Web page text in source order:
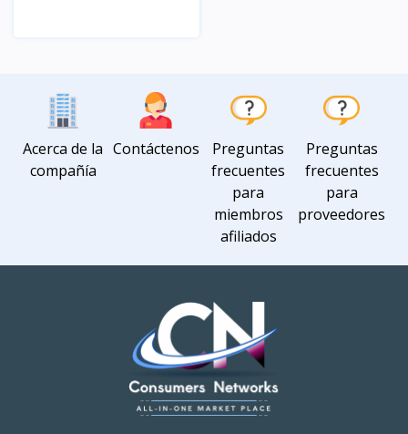
Acerca de la
compañía
Contáctenos
Preguntas
frecuentes
para
miembros
afiliados
Preguntas
frecuentes
para
proveedores